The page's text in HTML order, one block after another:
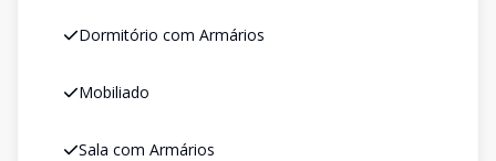
Dormitório com Armários
Mobiliado
Sala com Armários